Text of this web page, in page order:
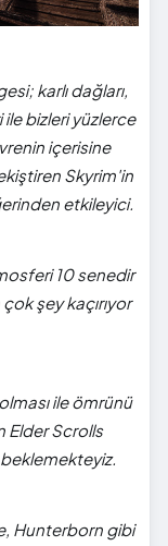
karlı dağları,
bizleri yüzlerce
içerisine
Skyrim'in
etkileyici.
10 senedir
şey kaçırıyor
ile ömrünü
Elder Scrolls
Hunterborn gibi